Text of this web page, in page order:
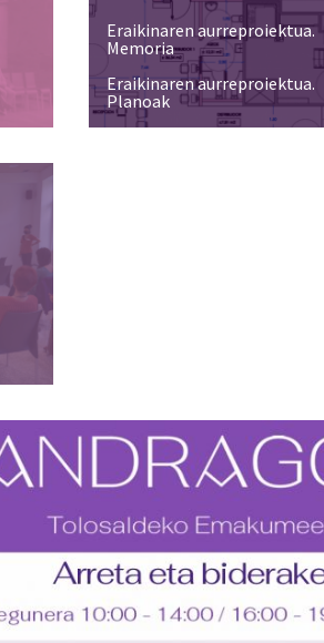
Eraikinaren aurreproiektua.
Memoria
Eraikinaren aurreproiektua.
Planoak